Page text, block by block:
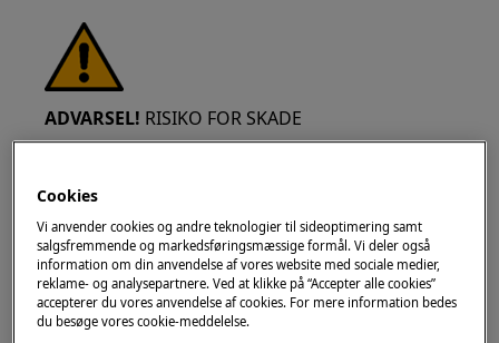
ADVARSEL! RISIKO FOR SKADE
Vær altid forsigtig, når du flytter apparater. For
tunge apparater er det sikrest, at to personer
flytter det. Brug altid sikkerhedshandsker og
Cookies
Vi anvender cookies og andre teknologier til sideoptimering samt
salgsfremmende og markedsføringsmæssige formål. Vi deler også
information om din anvendelse af vores website med sociale medier,
reklame- og analysepartnere. Ved at klikke på “Accepter alle cookies”
accepterer du vores anvendelse af cookies. For mere information bedes
du besøge vores cookie-meddelelse.